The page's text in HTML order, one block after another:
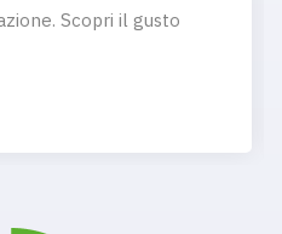
Scopri il gusto